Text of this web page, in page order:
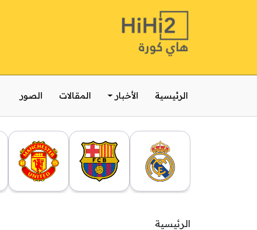
الرئيسية الأخبار المقالات الصور
الرئيسية